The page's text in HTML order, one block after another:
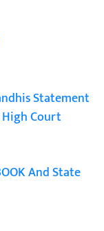
Statement
Court
And State